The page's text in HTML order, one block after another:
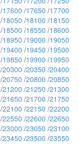
/17600 /17650 /17700
/18050 /18100 /18150
/18500 /18550 /18600
/18950 /19000 /19050
/19400 /19450 /19500
/19850 /19900 /19950
/20300 /20350 /20400
/20750 /20800 /20850
/21200 /21250 /21300
/21650 /21700 /21750
/22100 /22150 /22200
/22550 /22600 /22650
/23000 /23050 /23100
/23450 /23500 /23550